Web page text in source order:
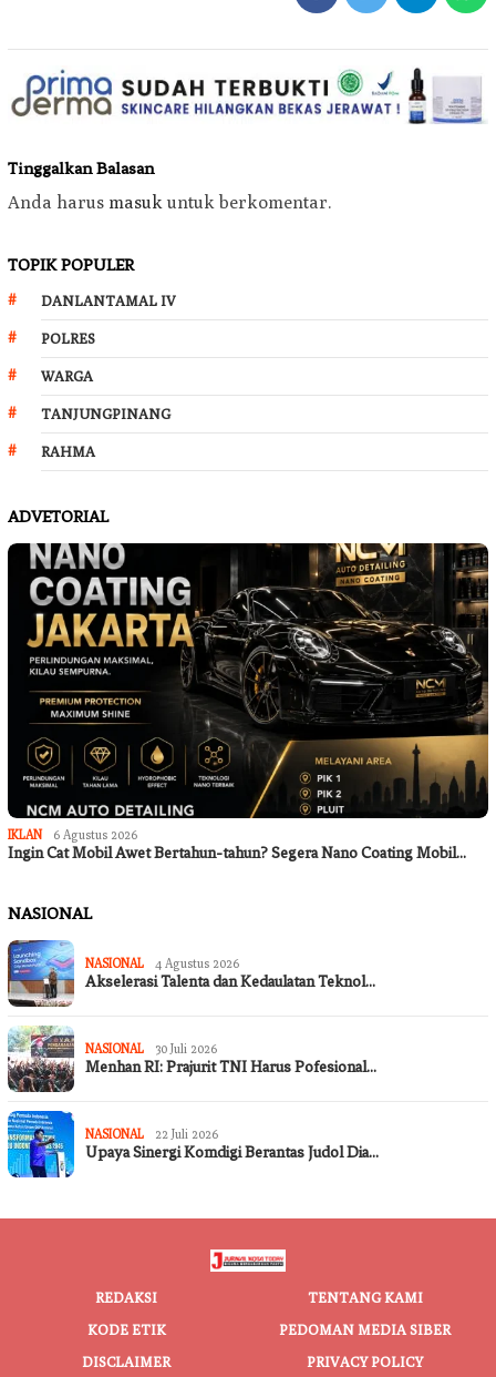
Tinggalkan Balasan
Anda harus masuk untuk berkomentar.
TOPIK POPULER
DANLANTAMAL IV
POLRES
WARGA
TANJUNGPINANG
RAHMA
ADVETORIAL
IKLAN 6 Agustus 2026
Ingin Cat Mobil Awet Bertahun-tahun? Segera Nano Coating Mobil…
NASIONAL
NASIONAL 4 Agustus 2026
Akselerasi Talenta dan Kedaulatan Teknol…
NASIONAL 30 Juli 2026
Menhan RI: Prajurit TNI Harus Pofesional…
NASIONAL 22 Juli 2026
Upaya Sinergi Komdigi Berantas Judol Dia…
REDAKSI
TENTANG KAMI
KODE ETIK
PEDOMAN MEDIA SIBER
DISCLAIMER
PRIVACY POLICY